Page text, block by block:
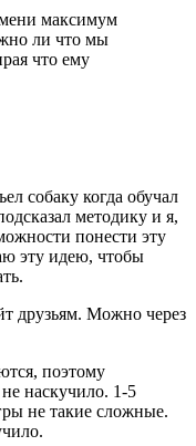
максимум
ли что мы
что ему
собаку когда обучал
методику и я,
понести эту
эту идею, чтобы
друзьям. Можно через
поэтому
наскучило. 1-5
не такие сложные.